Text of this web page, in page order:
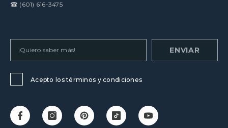
☎ (601) 616-3475
ENVIAR
Acepto los términos y condiciones